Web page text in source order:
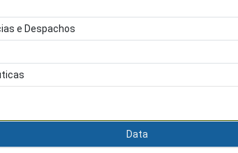
e Despachos
Data